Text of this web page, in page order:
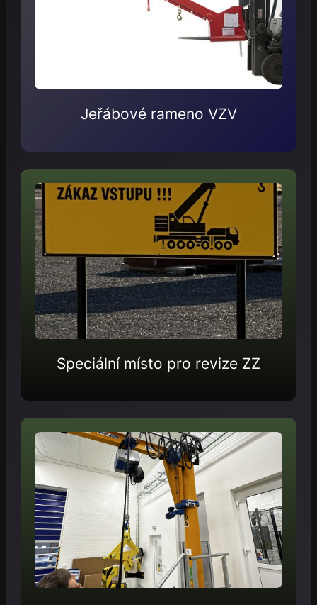
Jeřábové rameno VZV
Speciální místo pro revize ZZ